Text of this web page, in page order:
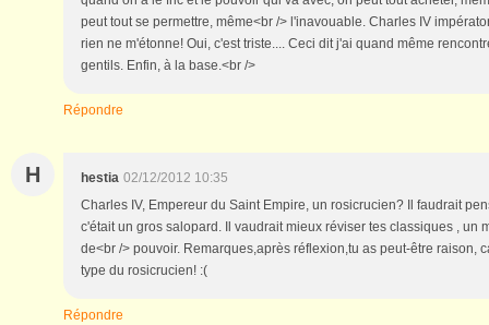
peut tout se permettre, même<br /> l'inavouable. Charles IV
rien ne m'étonne! Oui, c'est triste.... Ceci dit j'ai quand même
gentils. Enfin, à la base.<br />
Répondre
H hestia 02/12/2012 10:35
Charles IV, Empereur du Saint Empire, un rosicrucien? Il faudrait
c'était un gros salopard. Il vaudrait mieux réviser tes classiques , un
de<br /> pouvoir. Remarques,après réflexion,tu as peut-être raison,
type du rosicrucien! :(
Répondre